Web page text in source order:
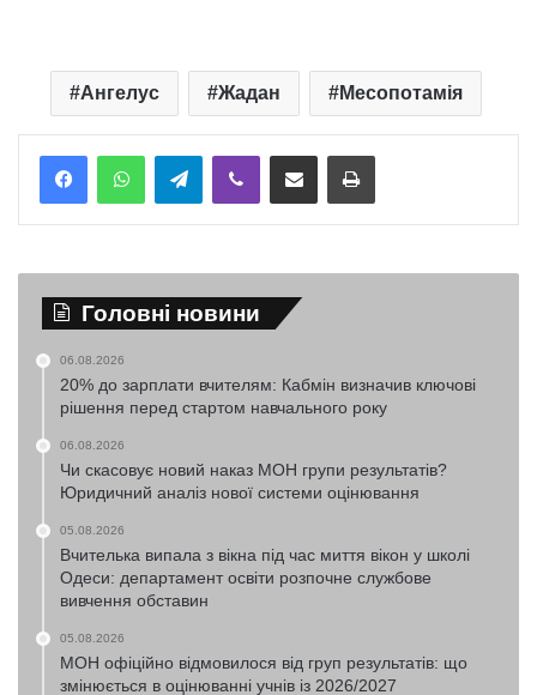
Ангелус Жадан Месопотамія
TelegramViber Надіслати електронною поштоюНадрукувати
Головні новини
06.08.2026
20% до зарплати вчителям: Кабмін визначив ключові
рішення перед стартом навчального року
06.08.2026
Чи скасовує новий наказ МОН групи результатів?
Юридичний аналіз нової системи оцінювання
05.08.2026
Вчителька випала з вікна під час миття вікон у школі
Одеси: департамент освіти розпочне службове
вивчення обставин
05.08.2026
МОН офіційно відмовилося від груп результатів: що
змінюється в оцінюванні учнів із 2026/2027